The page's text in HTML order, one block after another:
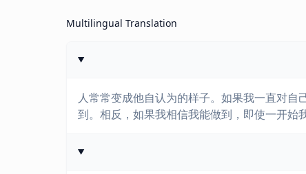
Multilingual Translation
人常常变成他自认为的样子。如果我一直对
到。相反，如果我相信我能做到，即使一开始